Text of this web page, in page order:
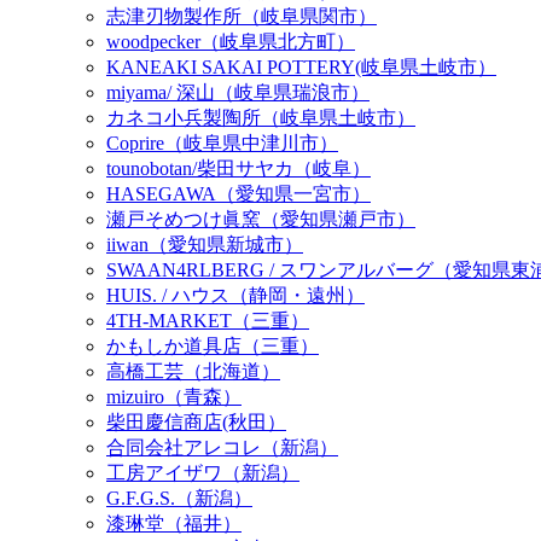
志津刃物製作所（岐阜県関市）
woodpecker（岐阜県北方町）
KANEAKI SAKAI POTTERY(岐阜県土岐市）
miyama/ 深山（岐阜県瑞浪市）
カネコ小兵製陶所（岐阜県土岐市）
Coprire（岐阜県中津川市）
tounobotan/柴田サヤカ（岐阜）
HASEGAWA（愛知県一宮市）
瀬戸そめつけ眞窯（愛知県瀬戸市）
iiwan（愛知県新城市）
SWAAN4RLBERG / スワンアルバーグ（愛知県東
HUIS. / ハウス（静岡・遠州）
4TH-MARKET（三重）
かもしか道具店（三重）
高橋工芸（北海道）
mizuiro（青森）
柴田慶信商店(秋田）
合同会社アレコレ（新潟）
工房アイザワ（新潟）
G.F.G.S.（新潟）
漆琳堂（福井）